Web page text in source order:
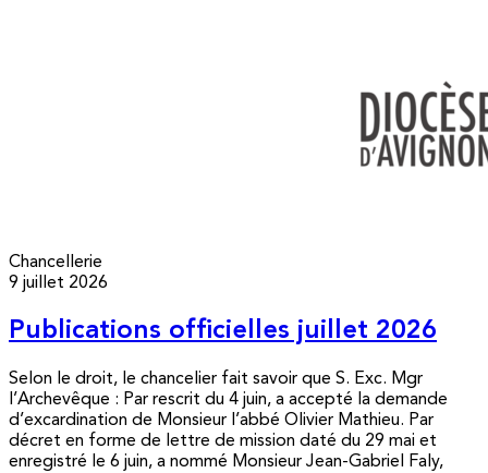
Chancellerie
9 juillet 2026
Publications officielles juillet 2026
Selon le droit, le chancelier fait savoir que S. Exc. Mgr
l’Archevêque : Par rescrit du 4 juin, a accepté la demande
d’excardination de Monsieur l’abbé Olivier Mathieu. Par
décret en forme de lettre de mission daté du 29 mai et
enregistré le 6 juin, a nommé Monsieur Jean-Gabriel Faly,